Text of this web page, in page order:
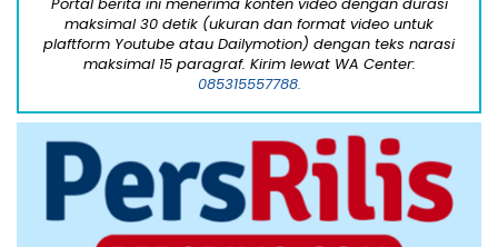
maksimal 30 detik (ukuran dan format video untuk
plaftform Youtube atau Dailymotion) dengan teks narasi
maksimal 15 paragraf. Kirim lewat WA Center:
085315557788.